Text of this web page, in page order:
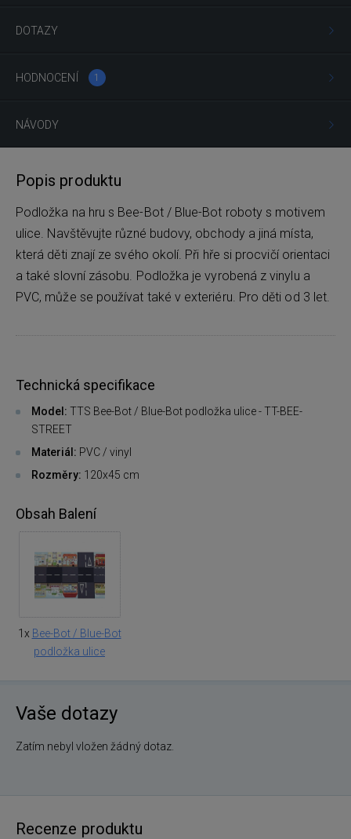
DOTAZY
HODNOCENÍ 1
NÁVODY
Popis produktu
Podložka na hru s Bee-Bot / Blue-Bot roboty s motivem
ulice. Navštěvujte různé budovy, obchody a jiná místa,
která děti znají ze svého okolí. Při hře si procvičí orientaci
a také slovní zásobu. Podložka je vyrobená z vinylu a
PVC, může se používat také v exteriéru. Pro děti od 3 let.
Technická specifikace
Model: TTS Bee-Bot / Blue-Bot podložka ulice - TT-BEE-
STREET
Materiál: PVC / vinyl
Rozměry: 120x45 cm
Obsah Balení
1x Bee-Bot / Blue-Bot
podložka ulice
Vaše dotazy
Zatím nebyl vložen žádný dotaz.
Recenze produktu